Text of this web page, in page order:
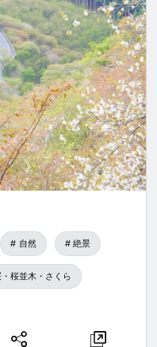
自然 絶景
桜並木・さくら